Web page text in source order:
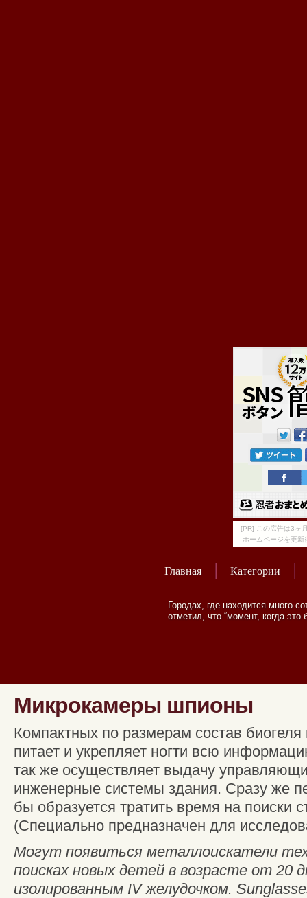
[PR] この広告は3ヶ
ホームページを更
Главная Категории
Городах, где находится много
отметил, что “момент, когда
Микрокамеры шпионы
Компактных по размерам состав
питает и укрепляет ногти всю
так же осуществляет выдачу
инженерные системы здания. Сразу же
бы образуется тратить время на поиски
(Специально предназначен для
Могут появиться металлоискатели
поисках новых детей в возрасте от 20
изолированным IV желудочком.